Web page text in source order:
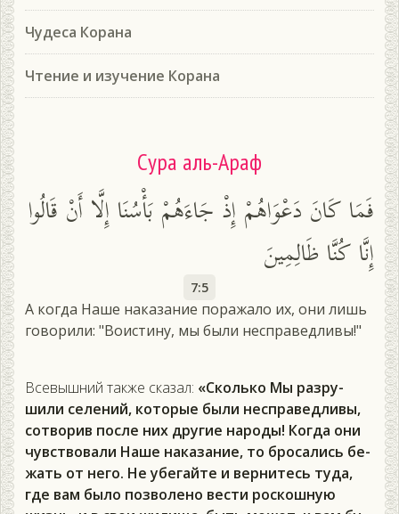
Чудеса Корана
Чтение и изучение Корана
Сура аль-Араф
فَمَا كَانَ دَعْوَاهُمْ إِذْ جَاءَهُمْ بَأْسُنَا إِلَّا أَنْ قَالُوا
إِنَّا كُنَّا ظَالِمِينَ
7:5
А когда Наше наказание поражало их, они лишь
говорили: "Воистину, мы были несправедливы!"
Все­выш­ний так­же ска­зал: «Сколь­ко Мы раз­ру­
шили се­лений, ко­торые бы­ли нес­пра­вед­ли­вы,
сот­во­рив пос­ле них дру­гие на­роды! Ког­да они
чувс­тво­вали На­ше на­каза­ние, то бро­сались бе­
жать от не­го. Не убе­гай­те и вер­ни­тесь ту­да,
где вам бы­ло поз­во­лено вес­ти рос­кошную